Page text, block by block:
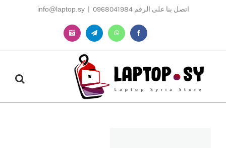
اتصل بنا على الرقم 0968041984 |
info@laptop.sy
Facebook
WhatsApp
Telegram
Instagram